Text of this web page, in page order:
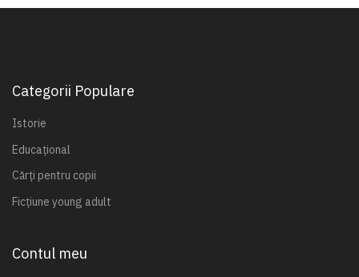
Categorii Populare
Istorie
Educațional
Cărți pentru copii
Ficțiune young adult
Contul meu